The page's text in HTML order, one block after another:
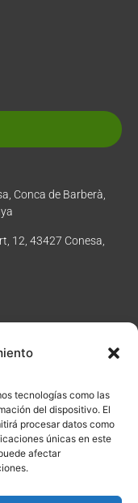
tecnologías como las
del dispositivo. El
procesar datos como
únicas en este
afectar
Conca de Barberà,
12, 43427 Conesa,
Fotografía: Joaquim
Manel Caparrós ·
· Contenido blog: